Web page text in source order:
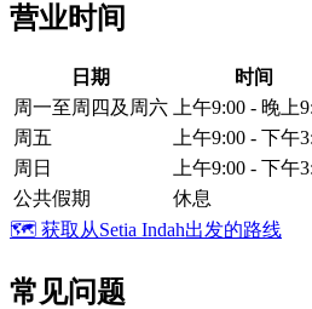
营业时间
日期
时间
周一至周四及周六
上午9:00 - 晚上
周五
上午9:00 - 下午
周日
上午9:00 - 下午
公共假期
休息
🗺️ 获取从Setia Indah出发的路线
常见问题